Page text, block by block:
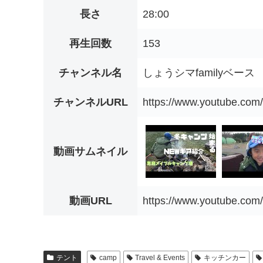
長さ 28:00
再生回数 153
チャンネル名 しょうシマfamilyベース
チャンネルURL https://
動画サムネイル
動画URL https://
テント camp Travel & Events キッチンカー